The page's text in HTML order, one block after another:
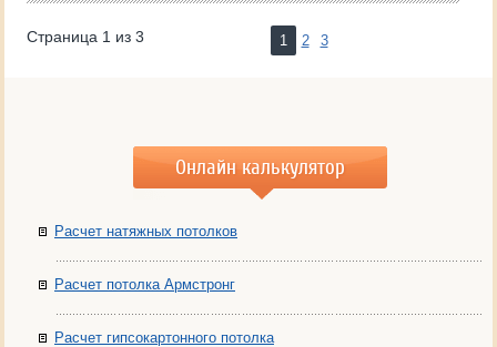
Страница 1 из 3 1 2 3
Онлайн калькулятор
Расчет натяжных потолков
Расчет потолка Армстронг
Расчет гипсокартонного потолка